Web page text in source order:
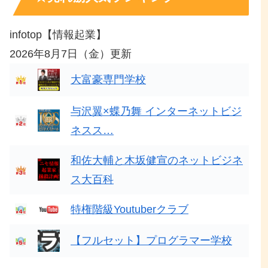
infotop【情報起業】
2026年8月7日（金）更新
大富豪専門学校
与沢翼×蝶乃舞 インターネットビジ
ネスス…
和佐大輔と木坂健宣のネットビジネ
ス大百科
特権階級Youtuberクラブ
【フルセット】プログラマー学校